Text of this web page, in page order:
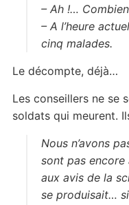
– Ah !…
– A l’heure
cinq malades.
Le décompte, déjà…
Les conseillers ne se
soldats qui meurent.
Nous n’avons
sont pas
aux avis de la
se produisait…